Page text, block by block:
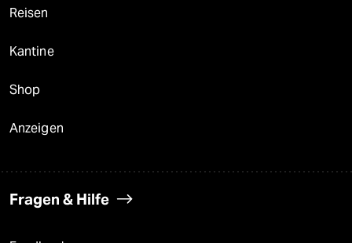
Reisen
Kantine
Shop
Anzeigen
Fragen & Hilfe